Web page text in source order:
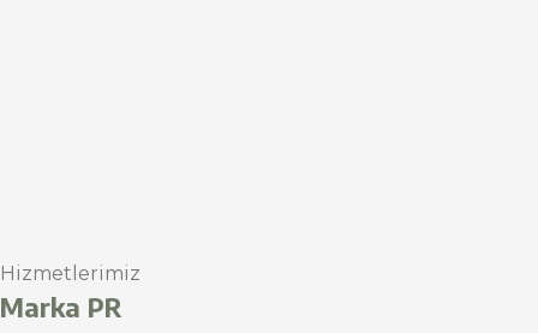
Hizmetlerimiz
Marka PR